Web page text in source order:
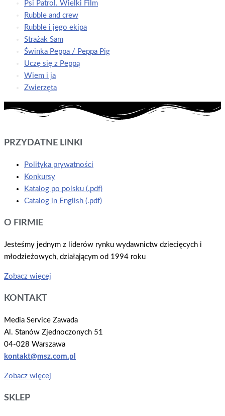
Psi Patrol. Wielki Film
Rubble and crew
Rubble i jego ekipa
Strażak Sam
Świnka Peppa / Peppa Pig
Uczę się z Peppą
Wiem i ja
Zwierzęta
PRZYDATNE LINKI
Polityka prywatności
Konkursy
Katalog po polsku (.pdf)
Catalog in English (.pdf)
O FIRMIE
Jesteśmy jednym z liderów rynku wydawnictw dziecięcych i
młodzieżowych, działającym od 1994 roku
Zobacz więcej
KONTAKT
Media Service Zawada
Al. Stanów Zjednoczonych 51
04-028 Warszawa
kontakt@msz.com.pl
Zobacz więcej
SKLEP